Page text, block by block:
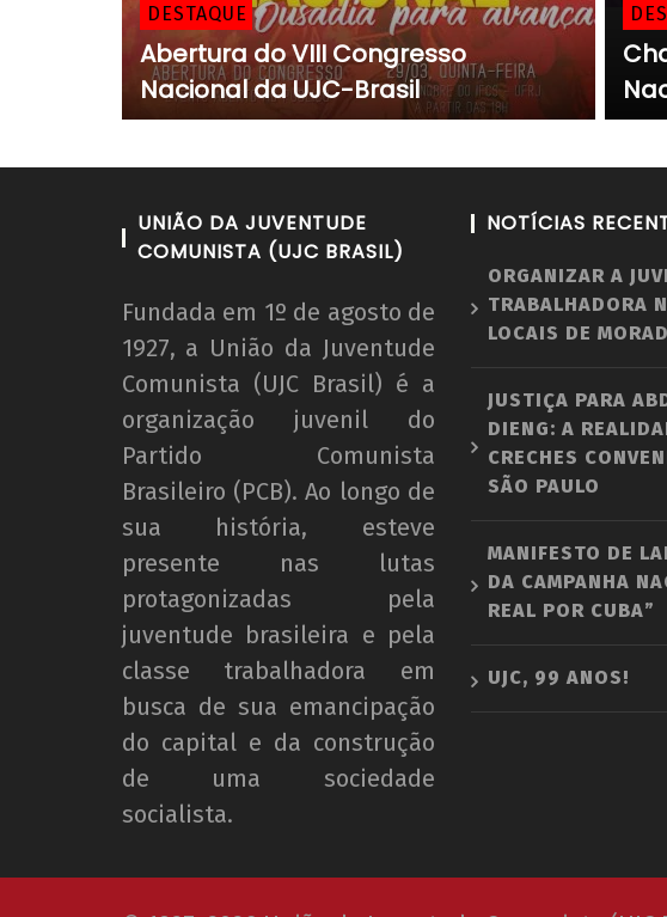
DESTAQUE
Abertura do VIII Congresso
Nacional da UJC-Brasil
UNIÃO DA JUVENTUDE
COMUNISTA (UJC BRASIL)
Fundada em 1º de agosto de
1927, a União da Juventude
Comunista (UJC Brasil) é a
organização juvenil do
Partido Comunista
Brasileiro (PCB). Ao longo de
sua história, esteve
presente nas lutas
protagonizadas pela
juventude brasileira e pela
classe trabalhadora em
busca de sua emancipação
do capital e da construção
de uma sociedade
socialista.
NOTÍCIAS
ORGANIZAR A
TRABALHADORA
LOCAIS DE
JUSTIÇA PARA
DIENG: A
CRECHES
SÃO PAULO
MANIFESTO DE
DA CAMPANHA
REAL POR CUBA”
UJC, 99 ANOS!